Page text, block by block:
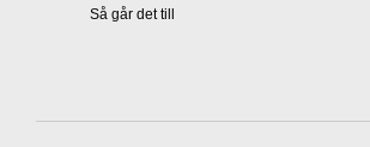
Så går det till